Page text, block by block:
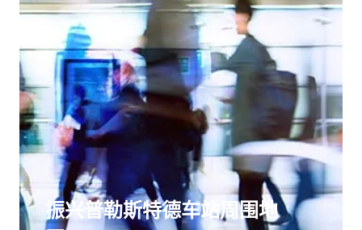
振兴普勒斯特德车站周围地